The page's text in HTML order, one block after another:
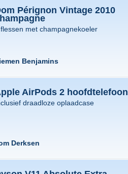
Pérignon Vintage 2010
met champagnekoeler
Benjamins
AirPods 2 hoofdtelefoon
draadloze oplaadcase
Derksen